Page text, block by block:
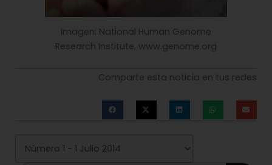
Imagen: National Human Genome
Research Institute, www.genome.org
Comparte esta noticia en tus redes